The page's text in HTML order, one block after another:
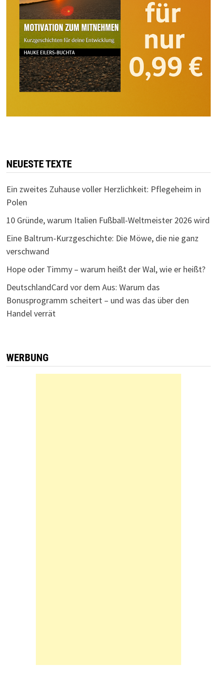
NEUESTE TEXTE
Ein zweites Zuhause voller Herzlichkeit: Pflegeheim in
Polen
10 Gründe, warum Italien Fußball-Weltmeister 2026 wird
Eine Baltrum-Kurzgeschichte: Die Möwe, die nie ganz
verschwand
Hope oder Timmy – warum heißt der Wal, wie er heißt?
DeutschlandCard vor dem Aus: Warum das
Bonusprogramm scheitert – und was das über den
Handel verrät
WERBUNG